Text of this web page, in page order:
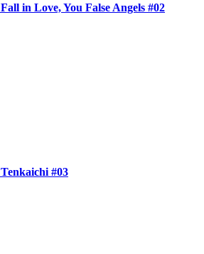
Fall in Love, You False Angels #02
Tenkaichi #03